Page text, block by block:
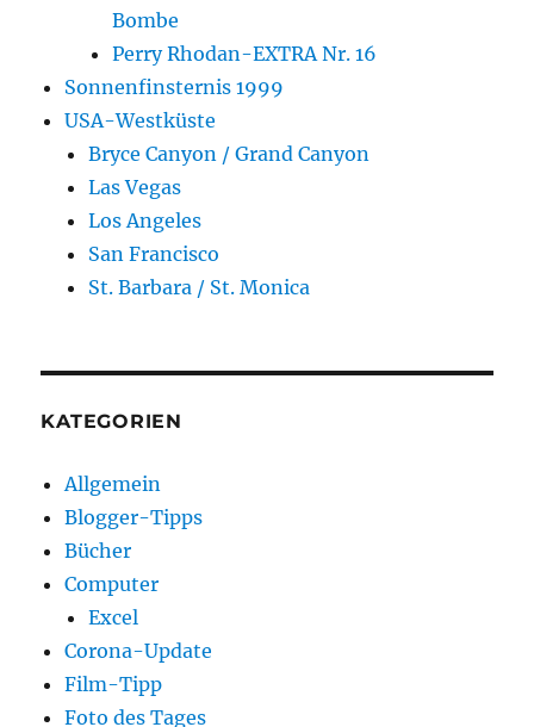
Bombe
Perry Rhodan-EXTRA Nr. 16
Sonnenfinsternis 1999
USA-Westküste
Bryce Canyon / Grand Canyon
Las Vegas
Los Angeles
San Francisco
St. Barbara / St. Monica
KATEGORIEN
Allgemein
Blogger-Tipps
Bücher
Computer
Excel
Corona-Update
Film-Tipp
Foto des Tages